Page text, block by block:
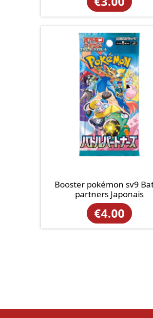
Booster pokémon sv9
partners Japonais
€4.00